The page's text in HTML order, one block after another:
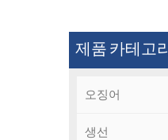
제품 카테고리
오징어
생선